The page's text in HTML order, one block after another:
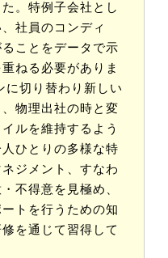
。特例子会社とし
社員のコンディ
ことをデータで示
ねる必要がありま
に切り替わり新しい
物理出社の時と変
ルを維持するよう
ひとりの多様な特
ジメント、すなわ
不得意を見極め、
トを行うための知
を通じて習得して